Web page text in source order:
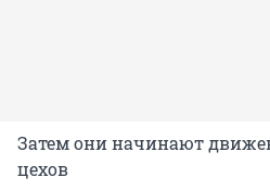
Затем они начинают
цехов